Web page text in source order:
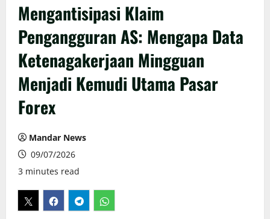
Mengantisipasi Klaim
Pengangguran AS: Mengapa Data
Ketenagakerjaan Mingguan
Menjadi Kemudi Utama Pasar
Forex
Mandar News
09/07/2026
3 minutes read